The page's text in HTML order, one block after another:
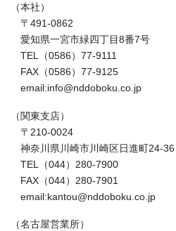
（本社）
〒491-0862
愛知県一宮市緑四丁目8番7号
TEL（0586）77-9111
FAX（0586）77-9125
email:info@nddoboku.co.jp
（関東支店）
〒210-0024
神奈川県川崎市川崎区日進町24-36
TEL（044）280-7900
FAX（044）280-7901
email:kantou@nddoboku.co.jp
（名古屋営業所）